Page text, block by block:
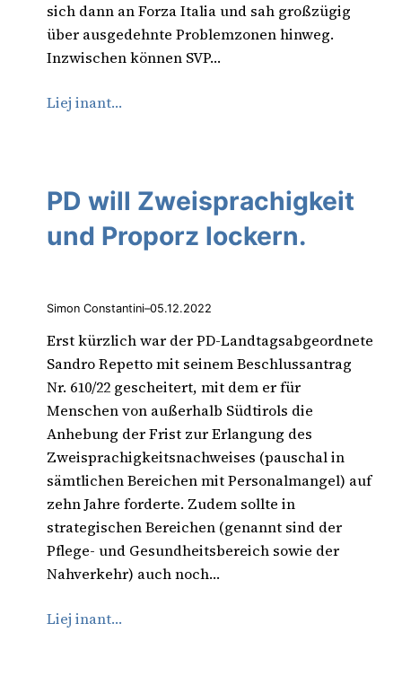
sich dann an Forza Italia und sah großzügig
über ausgedehnte Problemzonen hinweg.
Inzwischen können SVP…
Liej inant…
PD will Zweisprachigkeit
und Proporz lockern.
Simon Constantini–05.12.2022
Erst kürzlich war der PD-Landtagsabgeordnete
Sandro Repetto mit seinem Beschlussantrag
Nr. 610/22 gescheitert, mit dem er für
Menschen von außerhalb Südtirols die
Anhebung der Frist zur Erlangung des
Zweisprachigkeitsnachweises (pauschal in
sämtlichen Bereichen mit Personalmangel) auf
zehn Jahre forderte. Zudem sollte in
strategischen Bereichen (genannt sind der
Pflege- und Gesundheitsbereich sowie der
Nahverkehr) auch noch…
Liej inant…